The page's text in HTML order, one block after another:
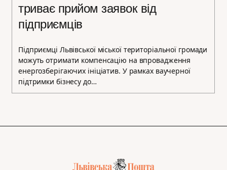
триває прийом заявок від
підприємців
Підприємці Львівської міської територіальної громади
можуть отримати компенсацію на впровадження
енергозберігаючих ініціатив. У рамках ваучерної
підтримки бізнесу до…